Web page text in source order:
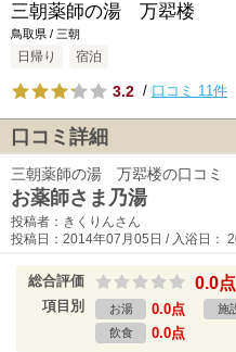
三朝薬師の湯 万翆楼
鳥取県 / 三朝
日帰り 宿泊
3.2 / 口コミ 11件
口コミ詳細
三朝薬師の湯 万翆楼の口コミ
お薬師さま乃湯
投稿者：きくりんさん
投稿日：2014年07月05日 / 入浴日：
総合評価 0.0点
項目別 お湯 0.0点 施
飲食 0.0点